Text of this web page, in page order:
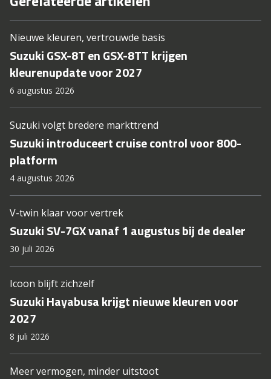
Nieuwe kleuren, vertrouwde basis
Suzuki GSX-8T en GSX-8TT krijgen
kleurenupdate voor 2027
6 augustus 2026
Suzuki volgt bredere markttrend
Suzuki introduceert cruise control voor 800-
platform
4 augustus 2026
V-twin klaar voor vertrek
Suzuki SV-7GX vanaf 1 augustus bij de dealer
30 juli 2026
Icoon blijft zichzelf
Suzuki Hayabusa krijgt nieuwe kleuren voor
2027
8 juli 2026
Meer vermogen, minder uitstoot